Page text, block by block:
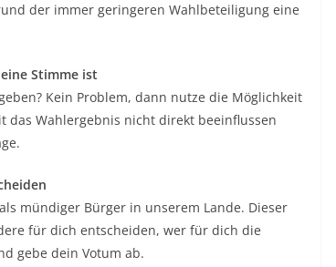
der immer geringeren Wahlbeteiligung eine
Stimme ist
Kein Problem, dann nutze die Möglichkeit
das Wahlergebnis nicht direkt beeinflussen
mündiger Bürger in unserem Lande. Dieser
für dich entscheiden, wer für dich die
gebe dein Votum ab.